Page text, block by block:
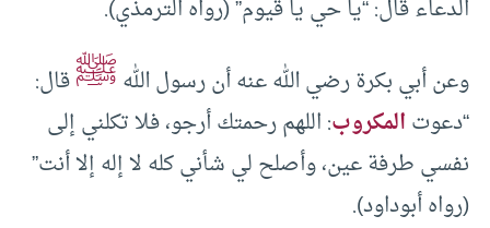
الدعاء قال: “يا حي يا قيوم” (رواه الترمذي).
وعن أبي بكرة رضي الله عنه أن رسول اللهﷺقال:
“دعوتالمكروب: اللهم رحمتك أرجو، فلا تكلني إلى
نفسي طرفة عين، وأصلح لي شأني كله لا إله إلا أنت”
(رواه أبوداود).